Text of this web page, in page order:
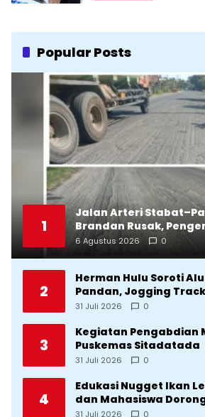
Popular Posts
1
Jalan Arteri
Brandan Rusak,
Terancam Celaka
6 Agustus 2026 0
2
Herman Hulu Soroti
Pandan, Jogging
Lingkar Kota yang Tak
31 Juli 2026 0
3
Kegiatan Pengabdian
Puskemas Sitadatada
31 Juli 2026 0
4
Edukasi Nugget Ikan
dan Mahasiswa
Stunting di Desa
31 Juli 2026 0